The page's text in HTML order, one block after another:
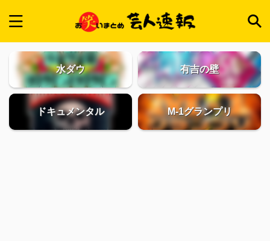
水ダウ 有吉の壁
ドキュメンタル M-1グランプリ